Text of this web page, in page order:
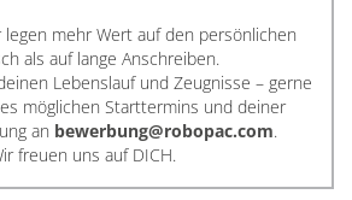
legen mehr Wert auf den persönlichen
als auf lange Anschreiben.
Lebenslauf und Zeugnisse – gerne
möglichen Starttermins und deiner
an bewerbung@robopac.com.
freuen uns auf DICH.